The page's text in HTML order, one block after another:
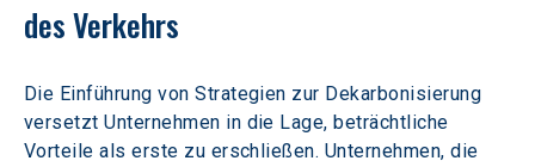
des Verkehrs
Die Einführung von Strategien zur Dekarbonisierung
versetzt Unternehmen in die Lage, beträchtliche
Vorteile als erste zu erschließen. Unternehmen, die